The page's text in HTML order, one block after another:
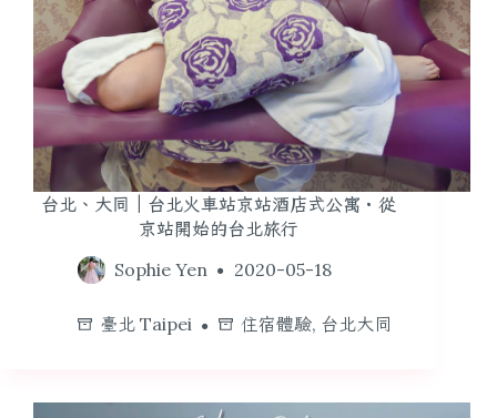
台北、大同｜台北火車站京站酒店式公寓・從
京站開始的台北旅行
Sophie Yen
2020-05-18
臺北 Taipei 住宿體驗, 台北大同